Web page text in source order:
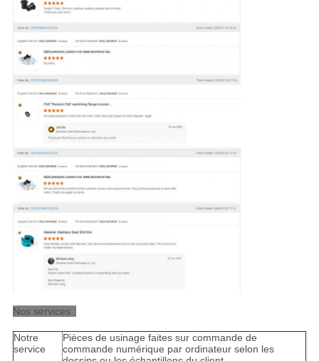
Nos services :
Notre
service
Pièces de usinage faites sur commande de
commande numérique par ordinateur selon les